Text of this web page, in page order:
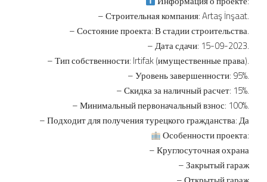
– Строительная компания: Artaş İnşaat.
– Состояние проекта: В стадии строительства.
– Дата сдачи: 15-09-2023.
– Тип собственности: Irtifak (имущественные права).
– Уровень завершенности: 95%.
– Скидка за наличный расчет: 15%.
– Минимальный первоначальный взнос: 100%.
– Подходит для получения турецкого гражданства: Да
Особенности проекта:
– Круглосуточная охрана
– Закрытый гараж